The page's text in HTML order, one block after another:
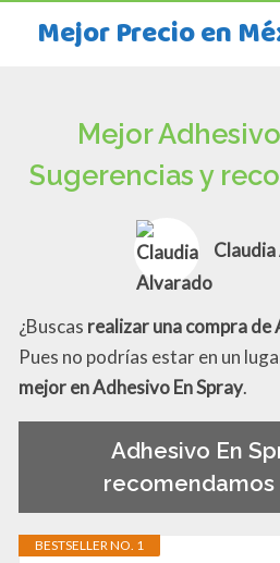
Mejor Precio en
Mejor
Sugerencias y
¿Buscas realizar una compra de
Pues no podrías estar en un
mejor en Adhesivo En Spray.
Adhesivo En
recomendamos
BESTSELLER NO. 1